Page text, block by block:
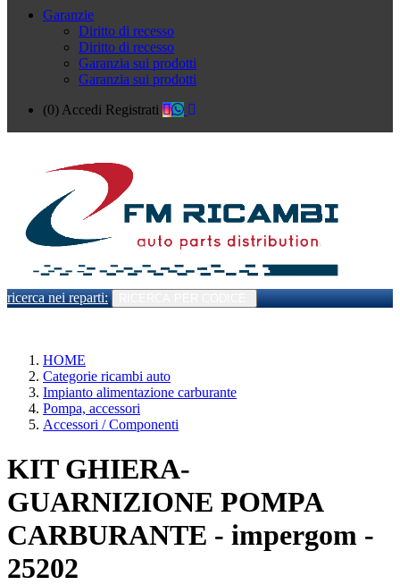
Garanzie
Diritto di recesso
Diritto di recesso
Garanzia sui prodotti
Garanzia sui prodotti
(0) Accedi Registrati
ricerca nei reparti:
HOME
Categorie ricambi auto
Impianto alimentazione carburante
Pompa, accessori
Accessori / Componenti
KIT GHIERA-
GUARNIZIONE POMPA
CARBURANTE - impergom -
25202